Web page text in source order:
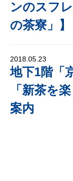
ンのスフ
の茶寮」】
2018.05.23
地下1階「
「新茶を
案内